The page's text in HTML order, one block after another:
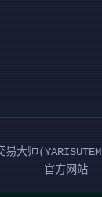
大师
官方网站